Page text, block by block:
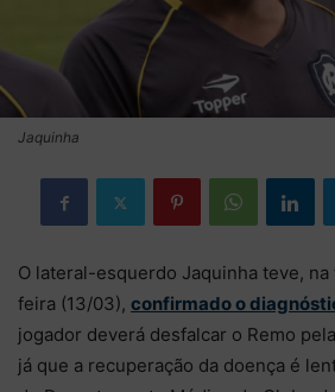
Jaquinha
O lateral-esquerdo Jaquinha teve,
feira (13/03), confirmado o
jogador deverá desfalcar o Remo
já que a recuperação da doença é